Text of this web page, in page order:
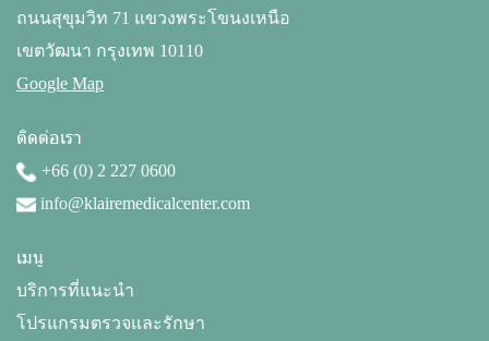
ถนนสุขุมวิท 71 แขวงพระโขนงเหนือ
เขตวัฒนา กรุงเทพ 10110
Google Map
ติดต่อเรา
+66 (0) 2 227 0600
info@klairemedicalcenter.com
เมนู
บริการที่แนะนำ
โปรแกรมตรวจและรักษา